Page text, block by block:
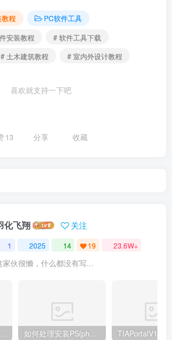
程
PC软件工具
安装教程
# 软件工具下载
# 土木建筑教程 # 室内外设计教程
喜欢就支持一下吧
13 分享 收藏
化飞翔 关注
1 2025 14 19 23.6W+
家伙很懒，什么都没有写...
互联网常用软件工具资源汇总贴 如何处理安装PS(photoshop cc2018) 时，提示系统或者IE浏览器需要升级